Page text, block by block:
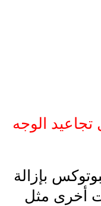
تجاعيد الوجه
بإزالة
أخرى مثل